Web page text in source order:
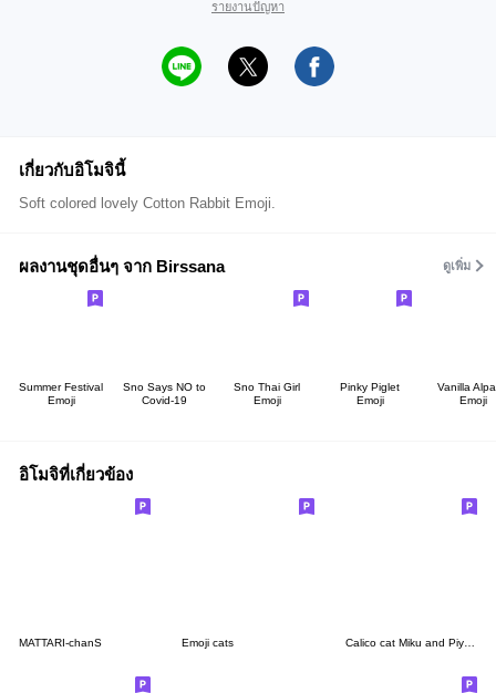
รายงานปัญหา
เกี่ยวกับอิโมจินี้
Soft colored lovely Cotton Rabbit Emoji.
ผลงานชุดอื่นๆ จาก Birssana ดูเพิ่ม
Summer Festival
Emoji
Sno Says NO to
Covid-19
Sno Thai Girl
Emoji
Pinky Piglet
Emoji
Vanilla
Emoji
อิโมจิที่เกี่ยวข้อง
MATTARI-chanS Emoji cats Calico cat Miku and Piyo Emoji